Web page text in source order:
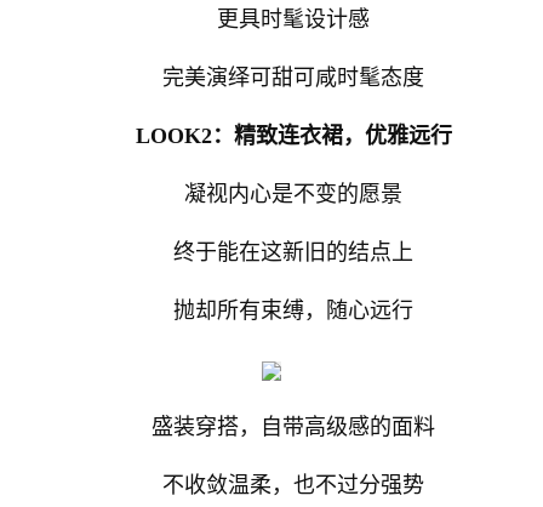
更具时髦设计感
完美演绎可甜可咸时髦态度
LOOK2：精致连衣裙，优雅远行
凝视内心是不变的愿景
终于能在这新旧的结点上
抛却所有束缚，随心远行
盛装穿搭，自带高级感的面料
不收敛温柔，也不过分强势